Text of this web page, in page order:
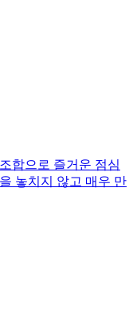
합으로 즐거운 점심
놓치지 않고 매우 만